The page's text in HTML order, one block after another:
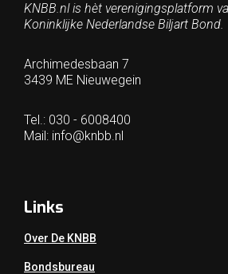
KNBB.nl is hèt verenigingsplatform
Koninklijke Nederlandse Biljart Bond.
Archimedesbaan 7
3439 ME Nieuwegein
Tel.: 030 - 6008400
Mail: info@knbb.nl
Links
Over De KNBB
Bondsbureau